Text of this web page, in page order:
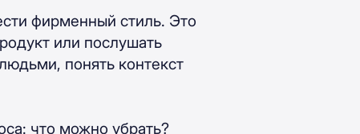
фирменный стиль. Это
или послушать
понять контекст
что можно убрать?